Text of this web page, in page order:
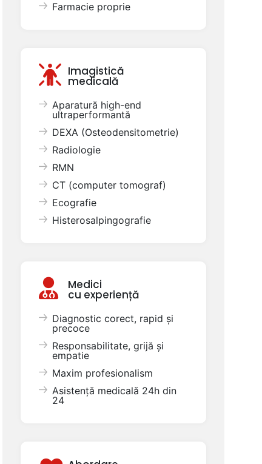
Farmacie proprie
Imagistică
medicală
Aparatură high-end
ultraperformantă
DEXA (Osteodensitometrie)
Radiologie
RMN
CT (computer tomograf)
Ecografie
Histerosalpingografie
Medici
cu experiență
Diagnostic corect, rapid și
precoce
Responsabilitate, grijă și
empatie
Maxim profesionalism
Asistență medicală 24h din
24